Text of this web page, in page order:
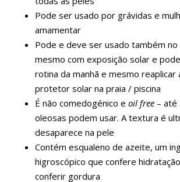
Pode ser usado por grávidas e
amamentar
Pode e deve ser usado também no
mesmo com exposição solar e
rotina da manhã e mesmo reaplicar
protetor solar na praia / piscina
É não comedogénico e oil free – até
oleosas podem usar. A textura é
desaparece na pele
Contém esqualeno de azeite, um
higroscópico que confere
conferir gordura